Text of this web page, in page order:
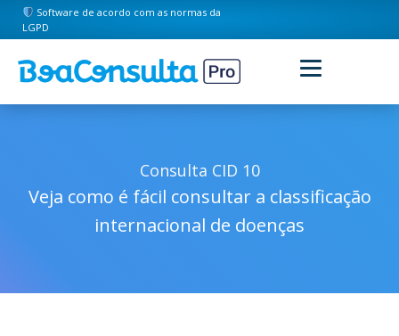
Software de acordo com as normas da
LGPD
Consulta CID 10
Veja como é fácil consultar a classificação
internacional de doenças